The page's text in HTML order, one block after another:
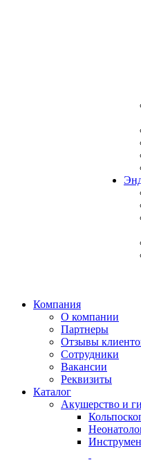
Компания
О компании
Партнеры
Отзывы
Сотрудники
Вакансии
Реквизиты
Каталог
Акушерство и